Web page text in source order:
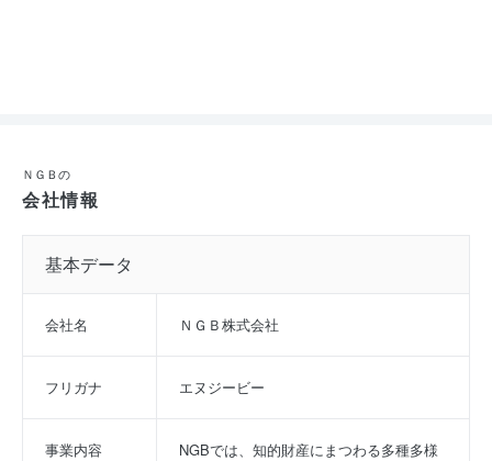
ＮＧＢの
会社情報
基本データ
会社名 ＮＧＢ株式会社
フリガナ エヌジービー
事業内容
NGBでは、知的財産にまつわる多種多様